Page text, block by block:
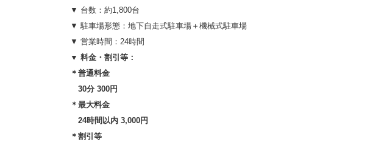
▼ 台数：約1,800台
▼ 駐車場形態：地下自走式駐車場＋機械式駐車場
▼ 営業時間：24時間
▼ 料金・割引等：
＊普通料金
30分 300円
＊最大料金
24時間以内 3,000円
＊割引等